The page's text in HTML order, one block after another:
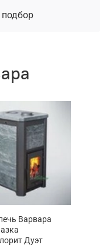
подбор
Варвара
Дуэт